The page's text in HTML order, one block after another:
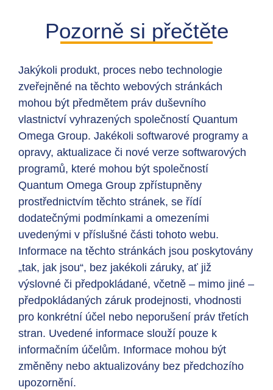
Pozorně si přečtěte
Jakýkoli produkt, proces nebo technologie
zveřejněné na těchto webových stránkách
mohou být předmětem práv duševního
vlastnictví vyhrazených společností Quantum
Omega Group. Jakékoli softwarové programy a
opravy, aktualizace či nové verze softwarových
programů, které mohou být společností
Quantum Omega Group zpřístupněny
prostřednictvím těchto stránek, se řídí
dodatečnými podmínkami a omezeními
uvedenými v příslušné části tohoto webu.
Informace na těchto stránkách jsou poskytovány
„tak, jak jsou“, bez jakékoli záruky, ať již
výslovné či předpokládané, včetně – mimo jiné –
předpokládaných záruk prodejnosti, vhodnosti
pro konkrétní účel nebo neporušení práv třetích
stran. Uvedené informace slouží pouze k
informačním účelům. Informace mohou být
změněny nebo aktualizovány bez předchozího
upozornění.